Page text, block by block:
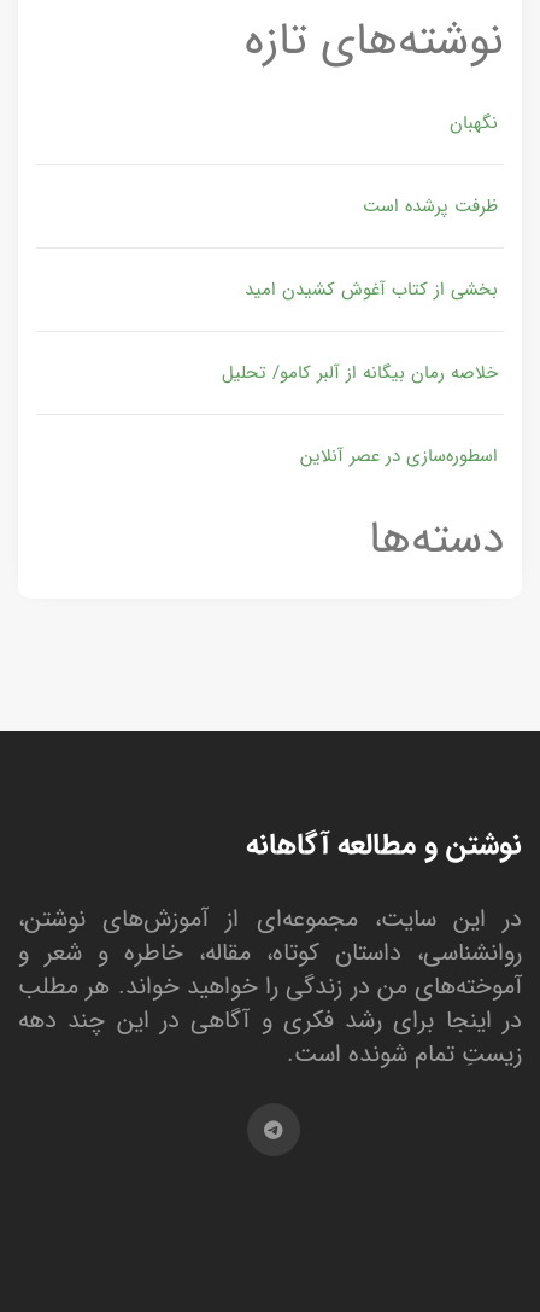
نوشته‌های تازه
نگهبان
ظرفت پرشده‌ است
بخشی از کتاب آغوش کشیدن امید
خلاصه رمان بیگانه از آلبر کامو/ تحلیل
اسطوره‌سازی در عصر آنلاین
دسته‌ها
نوشتن و مطالعه آگاهانه
در این سایت، مجموعه‌ای از آموزش‌های نوشتن،
روانشناسی، داستان کوتاه، مقاله، خاطره و شعر و
آموخته‌های من در زندگی را خواهید خواند. هر مطلب
در اینجا برای رشد فکری و آگاهی در این چند دهه
زیستِ تمام شونده است.